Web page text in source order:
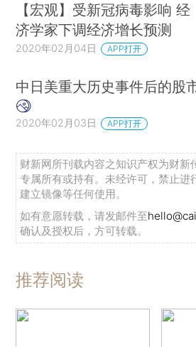
件（特许权使用费激励）。
在，但应用并不广泛。部分原
讼涉及的精算风险，其价格太
明，可以将诉讼风险与专利和
起来，实现更合理的定价。
第二种方法是促进其他的争
仲裁或调解。最后，专业化和
助处理一些涉及轻微损害赔偿
设计专利和版权尤其有用（英
法）。
利审查，确保专利是发明成功
应该更加重视政策，以使小企
专利权。
【宏观】受新冠病毒影响 经
济学家下调经济增长预测
2020年02月04日 APP打开
中日美重大历史事件后的股
2020年02月03日 APP打开
财新网所刊载内容之知识产权为财新
专属所有或持有。未经许可，禁止进
建立镜像等任何使用。
如有意愿转载，请发邮件至
确认及授权后，方可转载。
推荐阅读